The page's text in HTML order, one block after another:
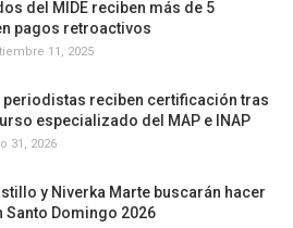
del MIDE reciben más de 5
pagos retroactivos
11, 2025
periodistas reciben certificación tras
especializado del MAP e INAP
31, 2026
y Niverka Marte buscarán hacer
Santo Domingo 2026